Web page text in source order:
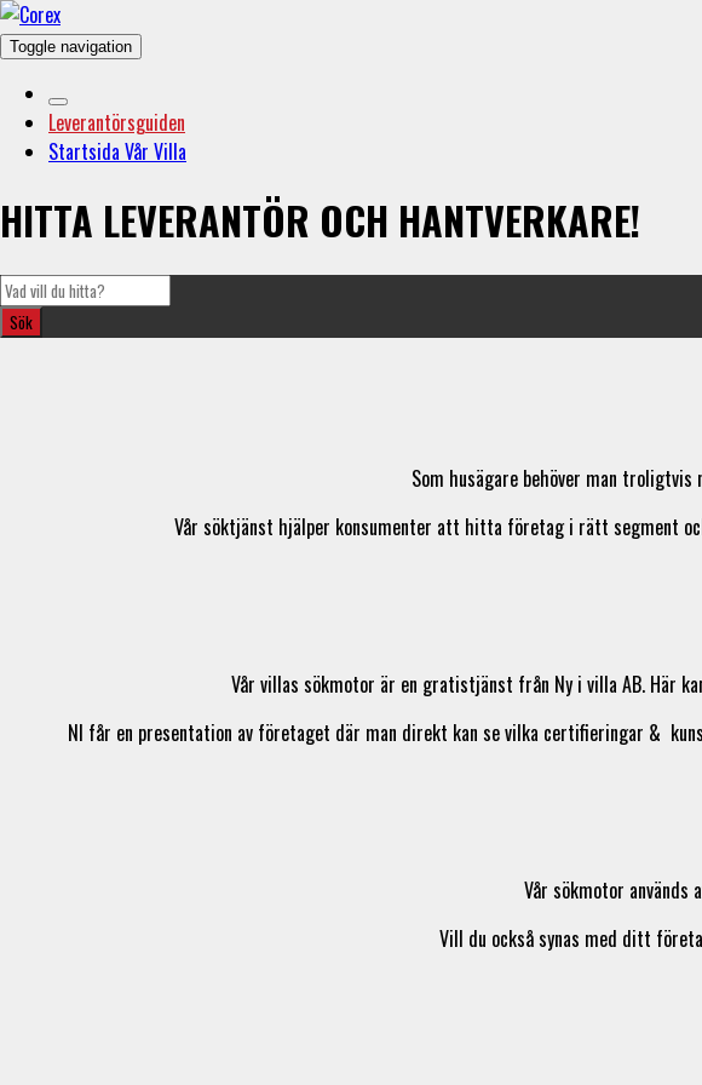
Toggle navigation
Leverantörsguiden
Startsida Vår Villa
HITTA LEVERANTÖR OCH HANTVERKARE!
Som husägare behöver man
Vår söktjänst hjälper konsumenter att hitta företag i rätt segment
Vår villas sökmotor är en gratistjänst från Ny i villa AB. Här
NI får en presentation av företaget där man direkt kan se vilka certifieringar &
Vår sökmotor
Vill du också synas med ditt